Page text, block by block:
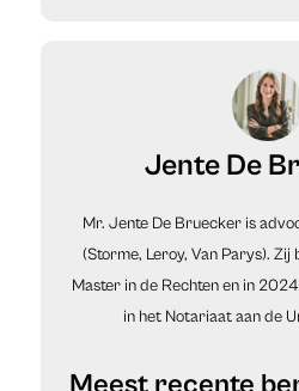
Jente De
Mr. Jente De Bruecker is
(Storme, Leroy, Van Parys).
Master in de Rechten en in
in het Notariaat aan de